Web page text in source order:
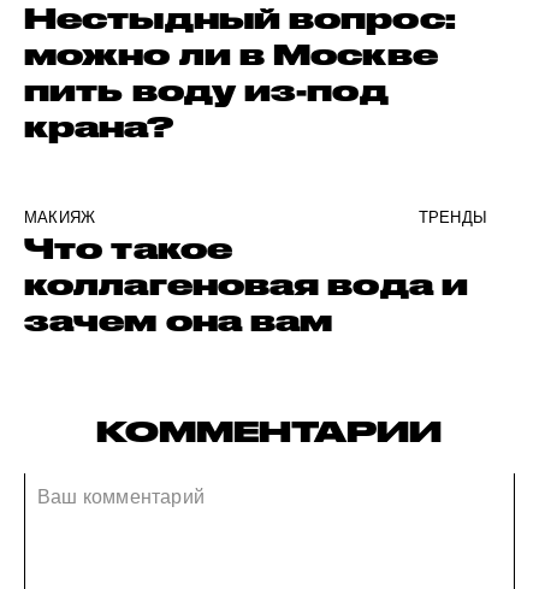
Нестыдный вопрос:
можно ли в Москве
пить воду из-под
крана?
МАКИЯЖ ТРЕНДЫ
Что такое
коллагеновая вода и
зачем она вам
КОММЕНТАРИИ